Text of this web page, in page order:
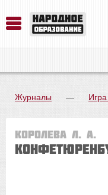
Журналы —
Королева Л. А.